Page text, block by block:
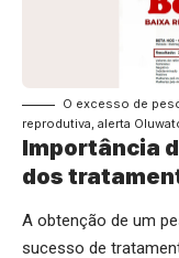
O excesso de
reprodutiva, alerta
Importância
dos
A obtenção de um
sucesso de